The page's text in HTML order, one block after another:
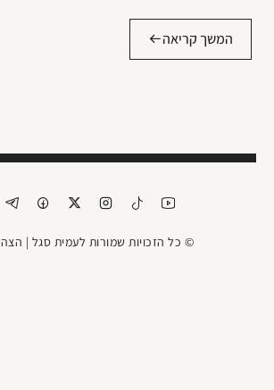
המשך קריאה
© כל הזכויות שמורות לעמית סגל |